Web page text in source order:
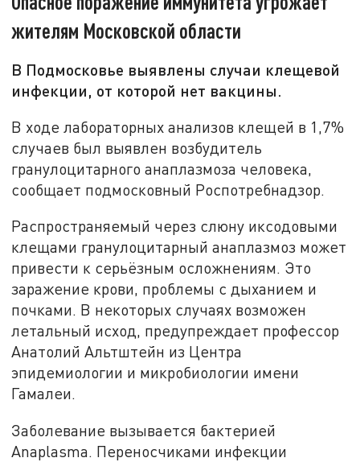
жителям Московской области
В Подмосковье выявлены случаи клещевой
инфекции, от которой нет вакцины.
В ходе лабораторных анализов клещей в 1,7%
случаев был выявлен возбудитель
гранулоцитарного анаплазмоза человека,
сообщает подмосковный Роспотребнадзор.
Распространяемый через слюну иксодовыми
клещами гранулоцитарный анаплазмоз может
привести к серьёзным осложнениям. Это
заражение крови, проблемы с дыханием и
почками. В некоторых случаях возможен
летальный исход, предупреждает профессор
Анатолий Альтштейн из Центра
эпидемиологии и микробиологии имени
Гамалеи.
Заболевание вызывается бактерией
Anaplasma. Переносчиками инфекции